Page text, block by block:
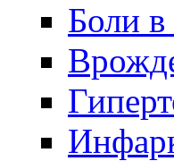
Боли в